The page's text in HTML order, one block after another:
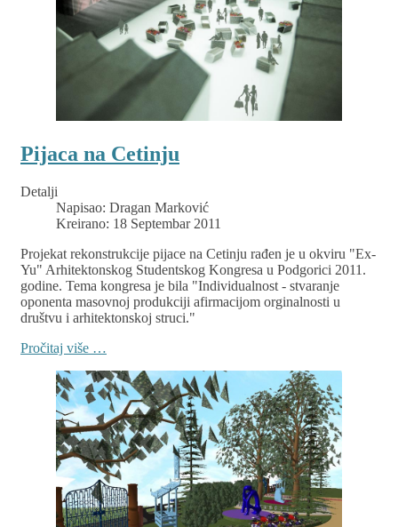
Pijaca na Cetinju
Detalji
Napisao: Dragan Marković
Kreirano: 18 Septembar 2011
Projekat rekonstrukcije pijace na Cetinju rađen je u okviru "Ex-
Yu" Arhitektonskog Studentskog Kongresa u Podgorici 2011.
godine. Tema kongresa je bila "Individualnost - stvaranje
oponenta masovnoj produkciji afirmacijom orginalnosti u
društvu i arhitektonskoj struci."
Pročitaj više …